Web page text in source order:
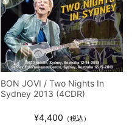
BON JOVI / Two Nights In
Sydney 2013 (4CDR)
¥4,400 （税込）